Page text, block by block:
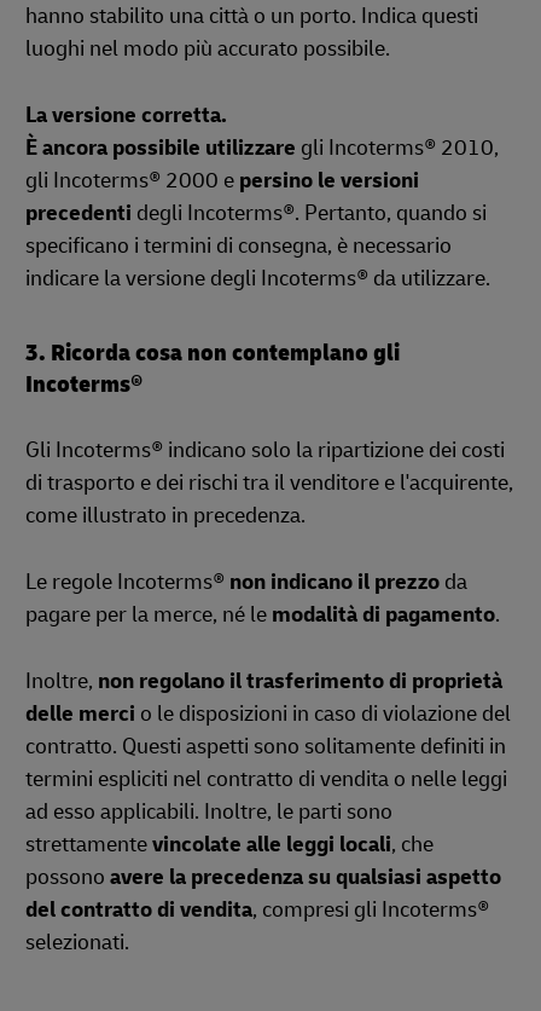
hanno stabilito una città o un porto. Indica questi
luoghi nel modo più accurato possibile.
La versione corretta.
È ancora possibile utilizzare gli Incoterms® 2010,
gli Incoterms® 2000 e persino le versioni
precedenti degli Incoterms®. Pertanto, quando si
specificano i termini di consegna, è necessario
indicare la versione degli Incoterms® da utilizzare.
3. Ricorda cosa non contemplano gli
Incoterms®
Gli Incoterms® indicano solo la ripartizione dei costi
di trasporto e dei rischi tra il venditore e l'acquirente,
come illustrato in precedenza.
Le regole Incoterms® non indicano il prezzo da
pagare per la merce, né le modalità di pagamento.
Inoltre, non regolano il trasferimento di proprietà
delle merci o le disposizioni in caso di violazione del
contratto. Questi aspetti sono solitamente definiti in
termini espliciti nel contratto di vendita o nelle leggi
ad esso applicabili. Inoltre, le parti sono
strettamentevincolate alle leggi locali, che
possono avere la precedenza su qualsiasi aspetto
del contratto di vendita, compresi gli Incoterms®
selezionati.